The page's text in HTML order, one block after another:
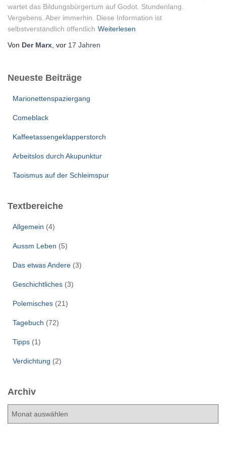
wartet das Bildungsbürgertum auf Godot. Stundenlang.
Vergebens. Aber immerhin. Diese Information ist
selbstverständlich öffentlich Weiterlesen
Von Der Marx , vor 17 Jahren
Neueste Beiträge
Marionettenspaziergang
Comeblack
Kaffeetassengeklapperstorch
Arbeitslos durch Akupunktur
Taoismus auf der Schleimspur
Textbereiche
Allgemein (4)
Aussm Leben (5)
Das etwas Andere (3)
Geschichtliches (3)
Polemisches (21)
Tagebuch (72)
Tipps (1)
Verdichtung (2)
Archiv
A